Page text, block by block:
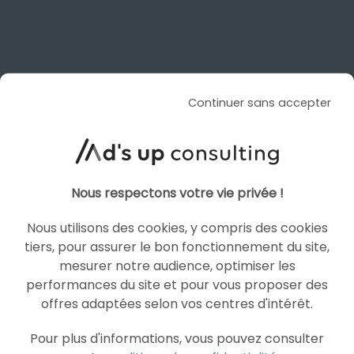
SEA SHOPPING ADS
ARTICLE DE BLOG
Quels sont les avantages du
rapport de visibilité dans le
Continuer sans accepter
Nous respectons votre vie privée !
Nous utilisons des cookies, y compris des cookies
tiers, pour assurer le bon fonctionnement du site,
mesurer notre audience, optimiser les
performances du site et pour vous proposer des
offres adaptées selon vos centres d'intérêt.
Pour plus d'informations, vous pouvez consulter